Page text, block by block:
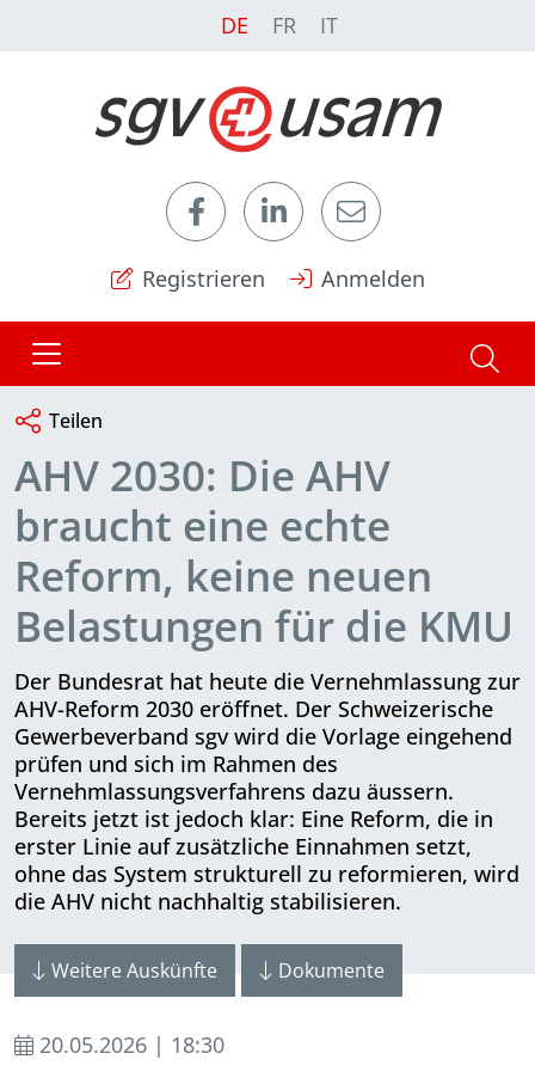
DE FR IT
Registrieren Anmelden
Teilen
AHV 2030: Die AHV
braucht eine echte
Reform, keine neuen
Belastungen für die KMU
Der Bundesrat hat heute die Vernehm­lassung zur
AHV-Reform 2030 eröffnet. Der Schweizerische
Gewerbeverband sgv wird die Vorlage eingehend
prüfen und sich im Rahmen des
Vernehmlassungsverfahrens dazu äussern.
Bereits jetzt ist jedoch klar: Eine Reform, die in
erster Linie auf zusätz­liche Einnahmen setzt,
ohne das System strukturell zu reformieren, wird
die AHV nicht nachhaltig stabilisieren.
Weitere Auskünfte Dokumente
20.05.2026 | 18:30